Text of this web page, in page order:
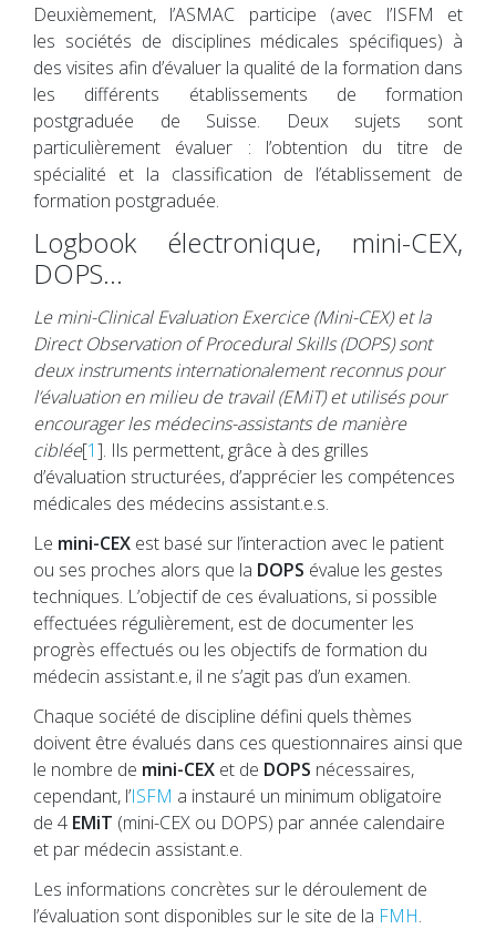
Deuxièmement, l’ASMAC participe (avec l’ISFM et
les sociétés de disciplines médicales spécifiques) à
des visites afin d’évaluer la qualité de la formation dans
les différents établissements de formation
postgraduée de Suisse. Deux sujets sont
particulièrement évaluer : l’obtention du titre de
spécialité et la classification de l’établissement de
formation postgraduée.
Logbook électronique, mini-CEX,
DOPS…
Le mini-Clinical Evaluation Exercice (Mini-CEX) et la
Direct Observation of Procedural Skills (DOPS) sont
deux instruments internationalement reconnus pour
l’évaluation en milieu de travail (EMiT) et utilisés pour
encourager les médecins-assistants de manière
ciblée[1]. Ils permettent, grâce à des grilles
d’évaluation structurées, d’apprécier les compétences
médicales des médecins assistant.e.s.
Le mini-CEX est basé sur l’interaction avec le patient
ou ses proches alors que la DOPS évalue les gestes
techniques. L’objectif de ces évaluations, si possible
effectuées régulièrement, est de documenter les
progrès effectués ou les objectifs de formation du
médecin assistant.e, il ne s’agit pas d’un examen.
Chaque société de discipline défini quels thèmes
doivent être évalués dans ces questionnaires ainsi que
le nombre de mini-CEX et de DOPS nécessaires,
cependant, l’ISFM a instauré un minimum obligatoire
de 4 EMiT (mini-CEX ou DOPS) par année calendaire
et par médecin assistant.e.
Les informations concrètes sur le déroulement de
l’évaluation sont disponibles sur le site de la FMH.